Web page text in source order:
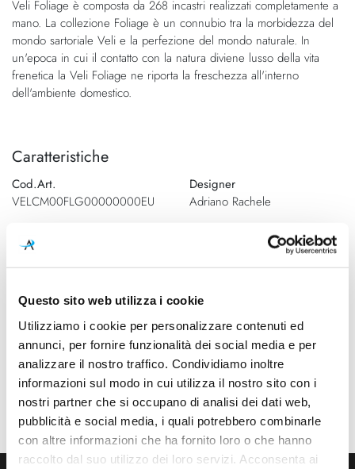
Questo sito web utilizza i cookie
Utilizziamo i cookie per personalizzare contenuti ed
annunci, per fornire funzionalità dei social media e per
analizzare il nostro traffico. Condividiamo inoltre
informazioni sul modo in cui utilizza il nostro sito con i
nostri partner che si occupano di analisi dei dati web,
pubblicità e social media, i quali potrebbero combinarle
con altre informazioni che ha fornito loro o che hanno
raccolto dal suo utilizzo dei loro servizi. Acconsenta ai
galleria
di
immagini
di
immagini
Veli Foliage è composta da 268 incastri realizzati completamente a
mano. La collezione Foliage è un connubio tra la morbidezza del
mondo sartoriale Veli e la perfezione del mondo naturale. In
un'epoca in cui il contatto con la natura diviene lusso della vita
frenetica la Veli Foliage ne riporta la freschezza all'interno
dell'ambiente domestico.
Caratteristiche
Cod.Art.
VELCM00FLG00000000EU
Designer
Adriano Rachele
Dimensioni
540mm - H 160mm
Sorgente luminosa
2x 12W - E27
Esclusa
Dimmerazione
On/Off
Classe energetica
A++, A+, A
Ean
8024727084473